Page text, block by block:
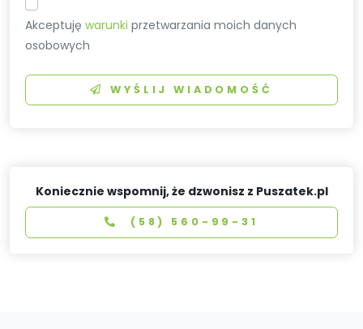
Akceptujęwarunki przetwarzania moich danych
osobowych
WYŚLIJ WIADOMOŚĆ
Koniecznie wspomnij, że dzwonisz z Puszatek.pl
(58) 560-99-31